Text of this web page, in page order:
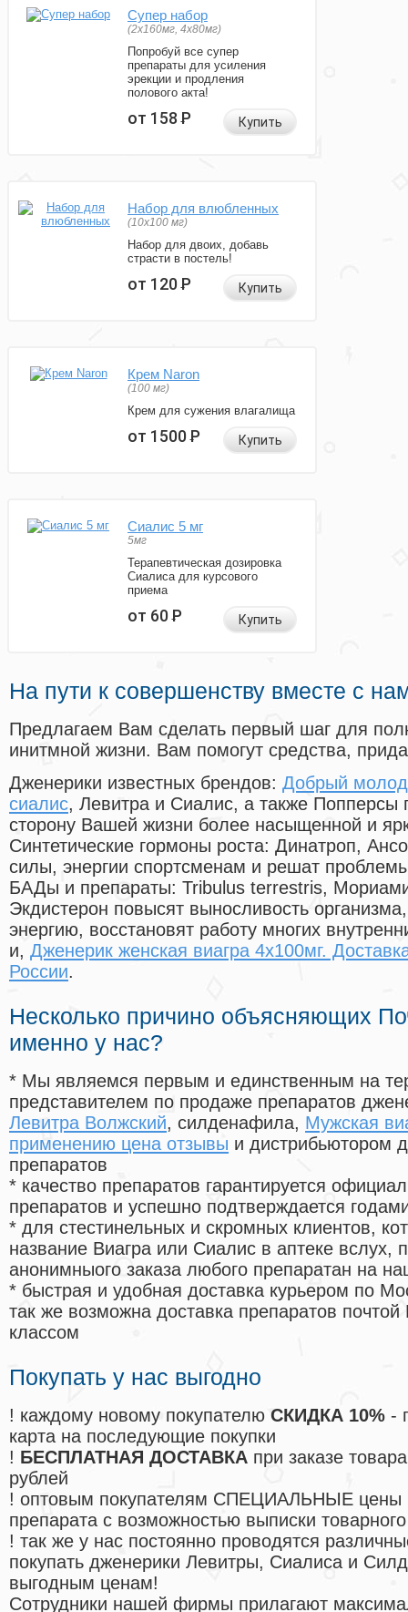
Супер набор
(2х160мг, 4х80мг)
Попробуй все супер
препараты для усиления
эрекции и продления
полового акта!
от 158Р Купить
Набор для влюбленных
(10х100 мг)
Набор для двоих, добавь
страсти в постель!
от 120Р Купить
Крем Naron
(100 мг)
Крем для сужения влагалища
от 1500Р Купить
Сиалис 5 мг
5мг
Терапевтическая дозировка
Сиалиса для курсового
приема
от 60Р Купить
На пути к совершенству вместе с
Предлагаем Вам сделать первый шаг для
инитмной жизни. Вам помогут средства,
Дженерики известных брендов: Добрый
сиалис, Левитра и Сиалис, а также Попперсы
сторону Вашей жизни более насыщенной и
Синтетические гормоны роста: Динатроп,
силы, энергии спортсменам и решат
БАДы и препараты: Tribulus terrestris,
Экдистерон повысят выносливость
энергию, восстановят работу многих
и, Дженерик женская виагра 4x100мг.
России.
Несколько причино объясняющих
именно у нас?
* Мы являемся первым и единственным на
представителем по продаже препаратов
Левитра Волжский, силденафила, Мужская
применению цена отзывы и дистрибьютором
препаратов
* качество препаратов гарантируется
препаратов и успешно подтверждается
* для стестинельных и скромных клиентов,
название Виагра или Сиалис в аптеке вслух,
анонимныого заказа любого препаратан на
* быстрая и удобная доставка курьером по
так же возможна доставка препаратов
классом
Покупать у нас выгодно
! каждому новому покупателю СКИДКА 10% -
карта на последующие покупки
! БЕСПЛАТНАЯ ДОСТАВКА при заказе
рублей
! оптовым покупателям СПЕЦИАЛЬНЫЕ цены
препарата с возможностью выписки
! так же у нас постоянно проводятся
покупать дженерики Левитры, Сиалиса и
выгодным ценам!
Cотрудники нашей фирмы прилагают